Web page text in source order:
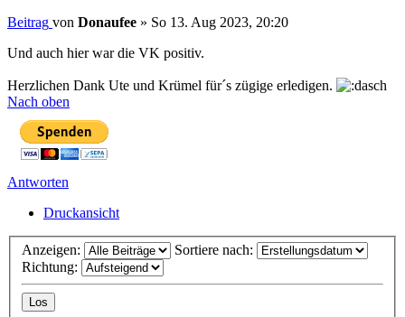
Beitrag von Donaufee » So 13. Aug 2023, 20:20
Und auch hier war die VK positiv.
Herzlichen Dank Ute und Krümel für´s zügige erledigen.
Nach oben
Antworten
Druckansicht
Anzeigen:
Sortiere nach:
Richtung: